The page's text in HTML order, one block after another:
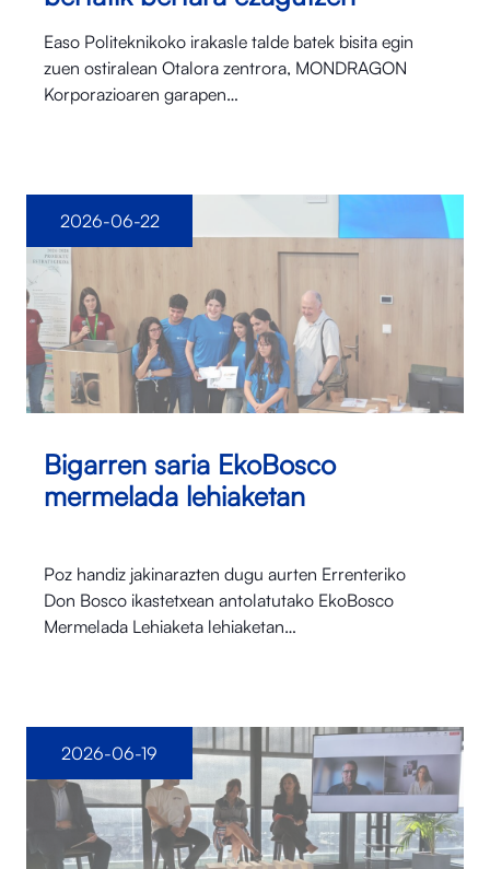
Easo Politeknikoko irakasle talde batek bisita egin
zuen ostiralean Otalora⁠ zentrora, MONDRAGON
Korporazioaren garapen…
Bigarren saria EkoBosco
mermelada lehiaketan
Poz handiz jakinarazten dugu aurten Errenteriko
Don Bosco ikastetxean antolatutako EkoBosco
Mermelada Lehiaketa lehiaketan…
2026-06-22
2026-06-19